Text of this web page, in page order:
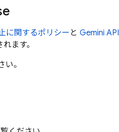
に関するポリシー と Gemini API
ます。
い。